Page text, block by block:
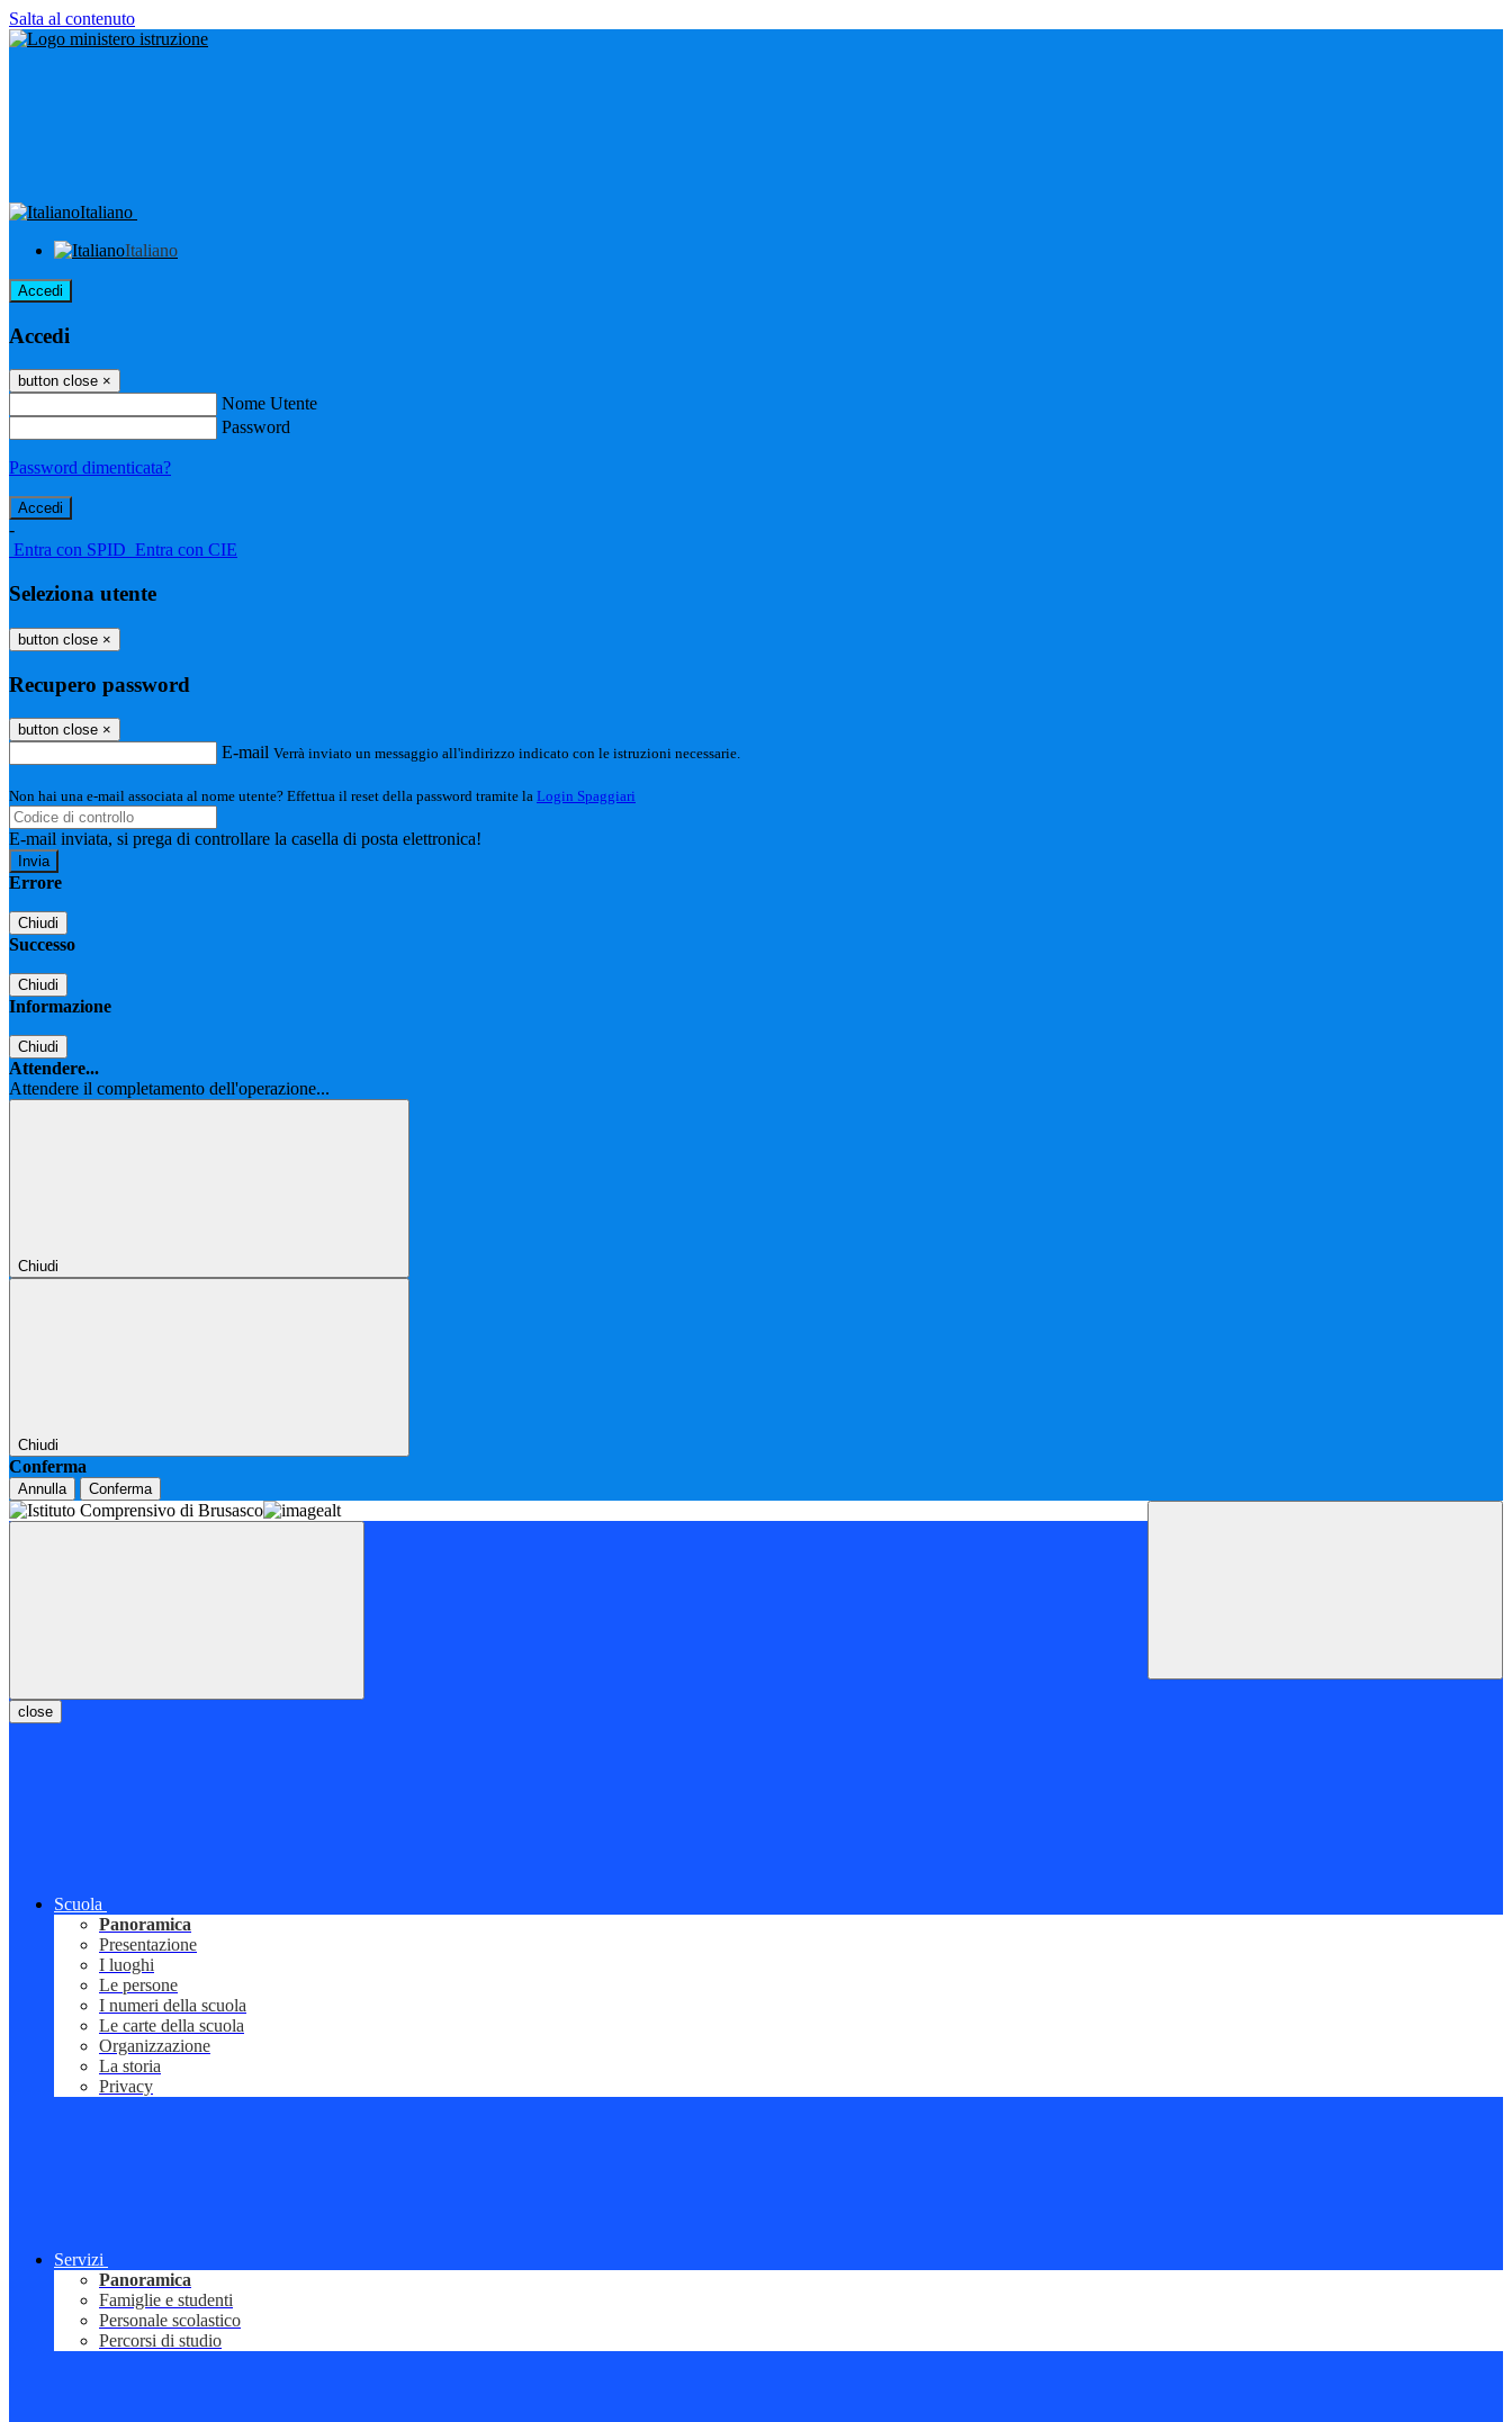
Salta al contenuto
Italiano
Italiano
Accedi
Accedi
button close ×
Nome Utente
Password
Password dimenticata?
-
Entra con SPID Entra con CIE
Seleziona utente
button close ×
Recupero password
button close ×
E-mail Verrà inviato un messaggio all'indirizzo indicato con le istruzioni necessarie.
Non hai una e-mail associata al nome utente? Effettua il reset della password tramite la Login Spaggiari
E-mail inviata, si prega di controllare la casella di posta elettronica!
Errore
Chiudi
Successo
Chiudi
Informazione
Chiudi
Attendere...
Attendere il completamento dell'operazione...
Chiudi
Chiudi
Conferma
Annulla Conferma
close
Scuola
Panoramica
Presentazione
I luoghi
Le persone
I numeri della scuola
Le carte della scuola
Organizzazione
La storia
Privacy
Servizi
Panoramica
Famiglie e studenti
Personale scolastico
Percorsi di studio